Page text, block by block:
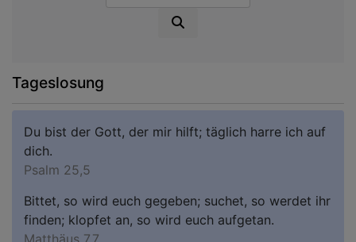
Tageslosung
Du bist der Gott, der mir hilft; täglich harre ich auf
dich.
Psalm 25,5
Bittet, so wird euch gegeben; suchet, so werdet ihr
finden; klopfet an, so wird euch aufgetan.
Matthäus 7,7